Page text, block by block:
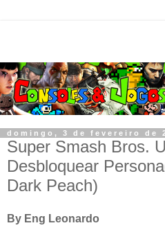
domingo, 3 de fevereiro de
Super Smash Bros.
Desbloquear
Dark Peach)
By Eng Leonardo